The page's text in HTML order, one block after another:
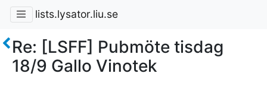
lists.lysator.liu.se
Re: [LSFF] Pubmöte tisdag
18/9 Gallo Vinotek